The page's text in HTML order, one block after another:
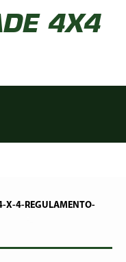
4X4
X-4-REGULAMENTO-